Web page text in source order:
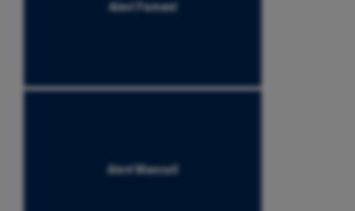
Aleví Femení
Aleví Masculí